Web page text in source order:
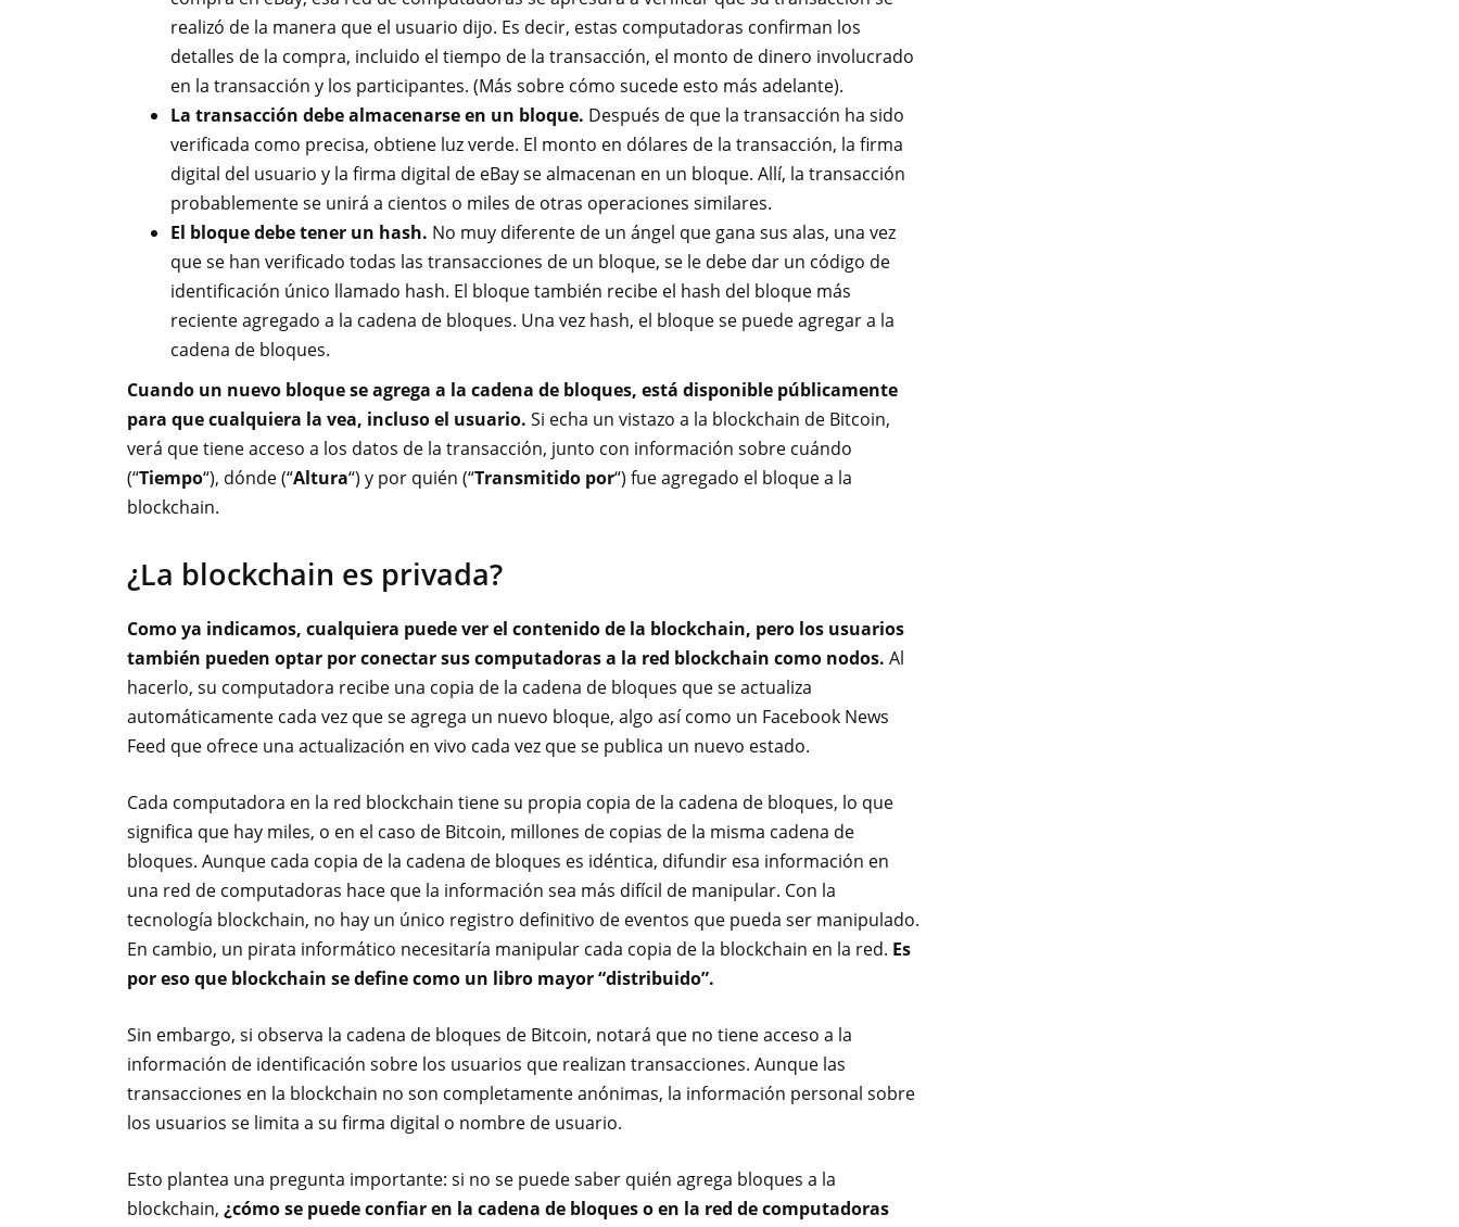
realizó de la manera que el usuario dijo. Es decir, estas computadoras confirman los
detalles de la compra, incluido el tiempo de la transacción, el monto de dinero involucrado
en la transacción y los participantes. (Más sobre cómo sucede esto más adelante).
La transacción debe almacenarse en un bloque. Después de que la transacción ha sido
verificada como precisa, obtiene luz verde. El monto en dólares de la transacción, la firma
digital del usuario y la firma digital de eBay se almacenan en un bloque. Allí, la transacción
probablemente se unirá a cientos o miles de otras operaciones similares.
El bloque debe tener un hash. No muy diferente de un ángel que gana sus alas, una vez
que se han verificado todas las transacciones de un bloque, se le debe dar un código de
identificación único llamado hash. El bloque también recibe el hash del bloque más
reciente agregado a la cadena de bloques. Una vez hash, el bloque se puede agregar a la
cadena de bloques.
Cuando un nuevo bloque se agrega a la cadena de bloques, está disponible públicamente
para que cualquiera la vea, incluso el usuario. Si echa un vistazo a la blockchain de Bitcoin,
verá que tiene acceso a los datos de la transacción, junto con información sobre cuándo
(“Tiempo“), dónde (“Altura“) y por quién (“Transmitido por“) fue agregado el bloque a la
blockchain.
¿La blockchain es privada?
Como ya indicamos, cualquiera puede ver el contenido de la blockchain, pero los usuarios
también pueden optar por conectar sus computadoras a la red blockchain como nodos. Al
hacerlo, su computadora recibe una copia de la cadena de bloques que se actualiza
automáticamente cada vez que se agrega un nuevo bloque, algo así como un Facebook News
Feed que ofrece una actualización en vivo cada vez que se publica un nuevo estado.
Cada computadora en la red blockchain tiene su propia copia de la cadena de bloques, lo que
significa que hay miles, o en el caso de Bitcoin, millones de copias de la misma cadena de
bloques. Aunque cada copia de la cadena de bloques es idéntica, difundir esa información en
una red de computadoras hace que la información sea más difícil de manipular. Con la
tecnología blockchain, no hay un único registro definitivo de eventos que pueda ser manipulado.
En cambio, un pirata informático necesitaría manipular cada copia de la blockchain en la red. Es
por eso que blockchain se define como un libro mayor “distribuido”.
Sin embargo, si observa la cadena de bloques de Bitcoin, notará que no tiene acceso a la
información de identificación sobre los usuarios que realizan transacciones. Aunque las
transacciones en la blockchain no son completamente anónimas, la información personal sobre
los usuarios se limita a su firma digital o nombre de usuario.
Esto plantea una pregunta importante: si no se puede saber quién agrega bloques a la
blockchain, ¿cómo se puede confiar en la cadena de bloques o en la red de computadoras